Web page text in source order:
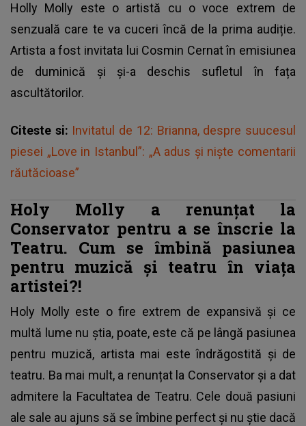
Holly Molly este o artistă cu o voce extrem de
senzuală care te va cuceri încă de la prima audiție.
Artista a fost invitata lui Cosmin Cernat în emisiunea
de duminică și și-a deschis sufletul în fața
ascultătorilor.
Citeste si: Invitatul de 12: Brianna, despre suucesul
piesei „Love in Istanbul”: „A adus și niște comentarii
răutăcioase”
Holy Molly a renunțat la
Conservator pentru a se înscrie la
Teatru. Cum se îmbină pasiunea
pentru muzică și teatru în viața
artistei?!
Holy Molly este o fire extrem de expansivă și ce
multă lume nu știa, poate, este că pe lângă pasiunea
pentru muzică, artista mai este îndrăgostită și de
teatru. Ba mai mult, a renunțat la Conservator și a dat
admitere la Facultatea de Teatru. Cele două pasiuni
ale sale au ajuns să se îmbine perfect și nu știe dacă